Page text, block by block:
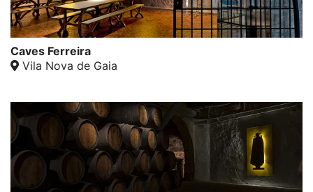
Caves Ferreira
Vila Nova de Gaia